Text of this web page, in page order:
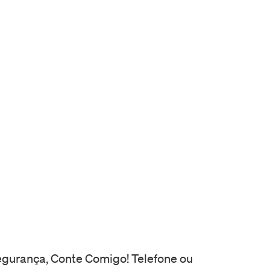
Conte Comigo! Telefone ou